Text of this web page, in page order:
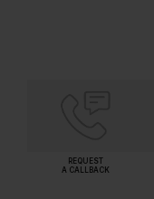
REQUEST
A CALLBACK